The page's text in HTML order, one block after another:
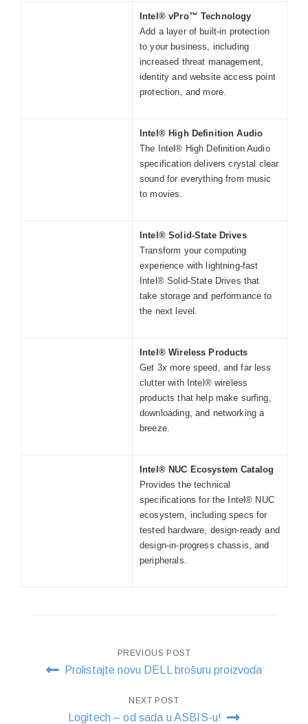
Intel® vPro™ Technology
Add a layer of built-in protection
to your business, including
increased threat management,
identity and website access point
protection, and more.
Intel® High Definition Audio
The Intel® High Definition Audio
specification delivers crystal clear
sound for everything from music
to movies.
Intel® Solid-State Drives
Transform your computing
experience with lightning-fast
Intel® Solid-State Drives that
take storage and performance to
the next level.
Intel® Wireless Products
Get 3x more speed, and far less
clutter with Intel® wireless
products that help make surfing,
downloading, and networking a
breeze.
Intel® NUC Ecosystem Catalog
Provides the technical
specifications for the Intel® NUC
ecosystem, including specs for
tested hardware, design-ready and
design-in-progress chassis, and
peripherals.
Post
navigation
PREVIOUS POST
Prolistajte novu DELL brošuru proizvoda
NEXT POST
Logitech – od sada u ASBIS-u!